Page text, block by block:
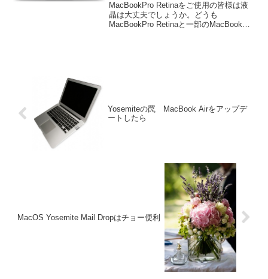
MacBookPro Retinaをご使用の皆様は液
晶は大丈夫でしょうか。どうも
MacBookPro Retinaと一部のMacBookに
Yosemiteの罠 MacBook Airをアップデ
ートしたら
MacOS Yosemite Mail Dropはチョー便利